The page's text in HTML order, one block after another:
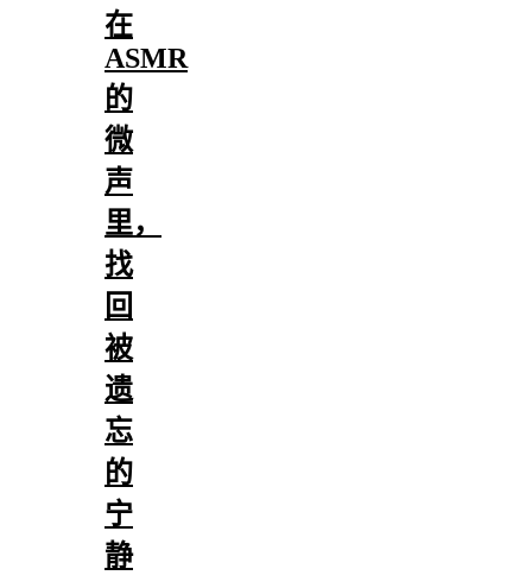
在
ASMR
的
微
声
里，
找
回
被
遗
忘
的
宁
静